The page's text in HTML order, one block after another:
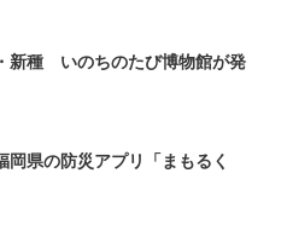
新種 いのちのたび博物館が発
県の防災アプリ「まもるく